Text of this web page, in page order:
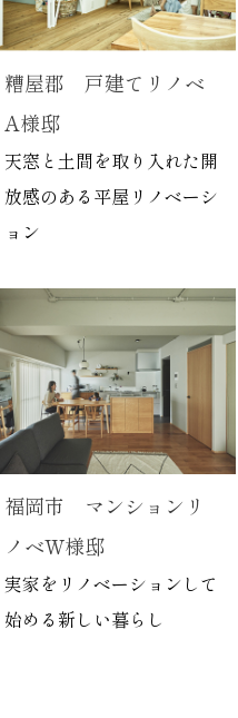
糟屋郡 戸建てリノベ
A様邸
天窓と土間を取り入れた開
放感のある平屋リノベーシ
ョン
福岡市 マンションリ
ノベW様邸
実家をリノベーションして
始める新しい暮らし